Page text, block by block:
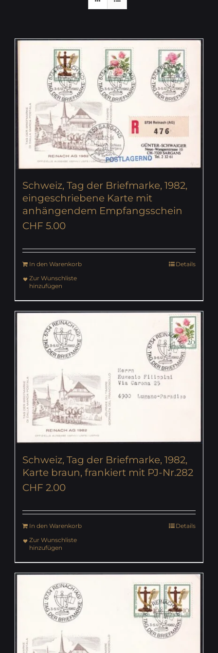
Schweiz, Tag der Briefmarke, 1982,
eingeschriebene Karte mit
anhängendem Empfangsschein
CHF 5.00
In den Warenkorb
Details
Zur Wunschliste
hinzufügen
Schweiz, Tag der Briefmarke, 1982,
Karte braun, frankiert mit PJ-Nr.282
CHF 2.00
In den Warenkorb
Details
Zur Wunschliste
hinzufügen